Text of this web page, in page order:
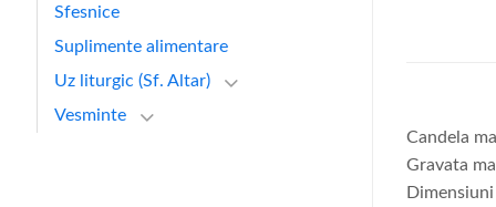
Sfesnice
Suplimente alimentare
Uz liturgic (Sf. Altar)
Vesminte
Candela
Gravata